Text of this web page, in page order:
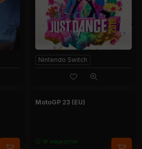
Nintendo Switch
MotoGP 23 (EU)
W magazynie